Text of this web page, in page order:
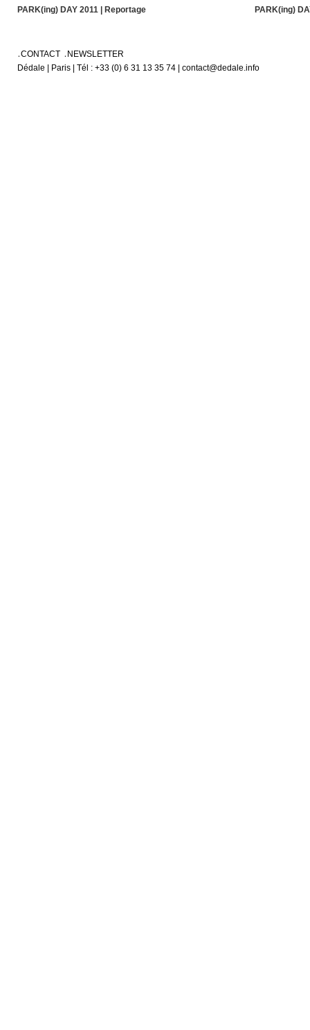
PARK(ing) DAY 2011 | Reportage PARK(ing)
CONTACT
NEWSLETTER
Dédale | Paris | Tél : +33 (0) 6 31 13 35 74 | contact@dedale.info